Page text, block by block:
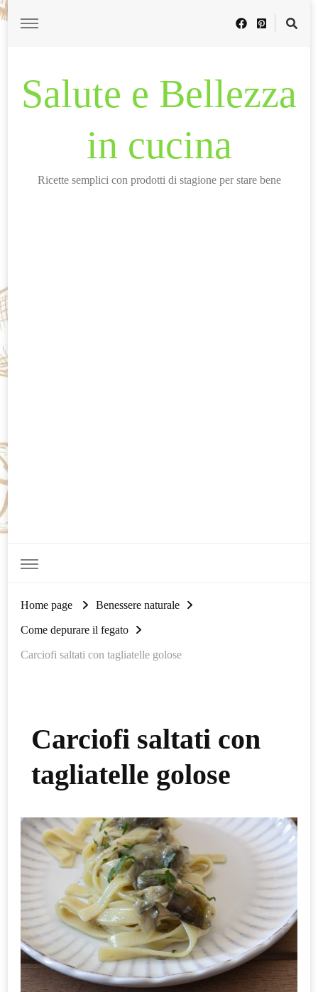
Salute e Bellezza
in cucina
Ricette semplici con prodotti di stagione per stare bene
Home page Benessere naturale
Come depurare il fegato
Carciofi saltati con tagliatelle golose
Carciofi saltati con
tagliatelle golose